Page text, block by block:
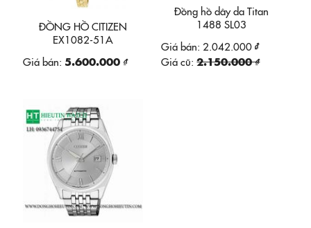
ĐỒNG HỒ CITIZEN
EX1082-51A
Giá bán: 5.600.000 ₫
Đồng hồ dây da Titan
1488 SL03
Giá bán: 2.042.000 ₫
Giá cũ: 2.150.000 ₫